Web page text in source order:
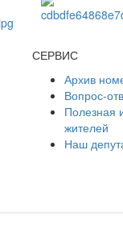
СЕРВИС
Архив
Вопрос-
Полезная
жителей
Наш